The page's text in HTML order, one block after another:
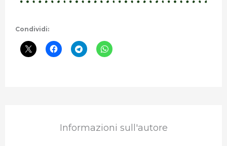
Condividi:
Informazioni sull'autore